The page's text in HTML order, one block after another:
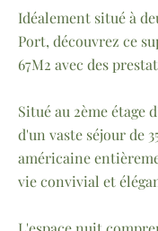
Idéalement situé à
Port, découvrez ce
67M2 avec des
Situé au 2ème étage
d'un vaste séjour de
américaine
vie convivial et